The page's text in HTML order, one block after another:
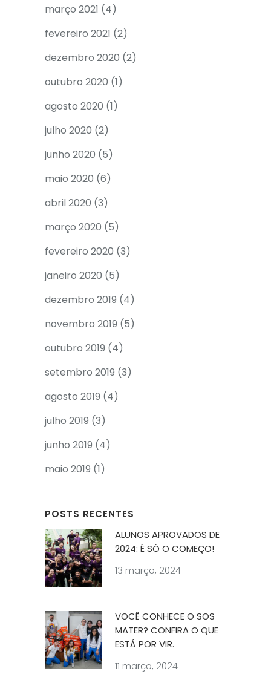
março 2021 (4)
fevereiro 2021 (2)
dezembro 2020 (2)
outubro 2020 (1)
agosto 2020 (1)
julho 2020 (2)
junho 2020 (5)
maio 2020 (6)
abril 2020 (3)
março 2020 (5)
fevereiro 2020 (3)
janeiro 2020 (5)
dezembro 2019 (4)
novembro 2019 (5)
outubro 2019 (4)
setembro 2019 (3)
agosto 2019 (4)
julho 2019 (3)
junho 2019 (4)
maio 2019 (1)
POSTS RECENTES
ALUNOS APROVADOS DE
2024: É SÓ O COMEÇO!
13 março, 2024
VOCÊ CONHECE O SOS
MATER? CONFIRA O QUE
ESTÁ POR VIR.
11 março, 2024